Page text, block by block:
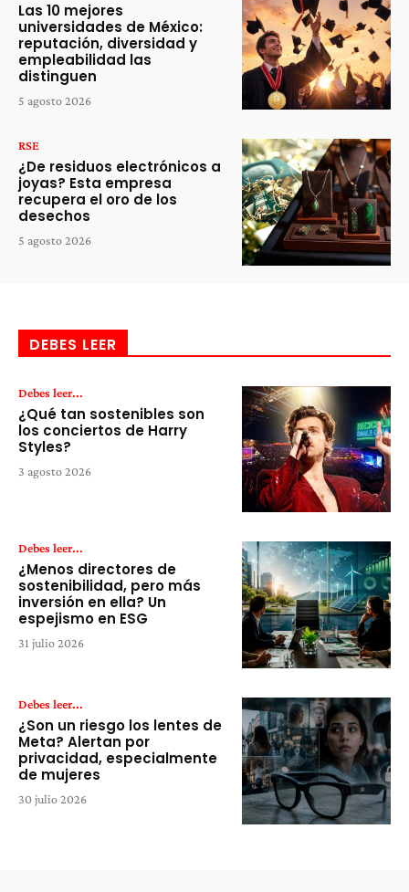
Las 10 mejores
universidades de México:
reputación, diversidad y
empleabilidad las
distinguen
5 agosto 2026
RSE
¿De residuos electrónicos a
joyas? Esta empresa
recupera el oro de los
desechos
5 agosto 2026
DEBES LEER
Debes leer...
¿Qué tan sostenibles son
los conciertos de Harry
Styles?
3 agosto 2026
Debes leer...
¿Menos directores de
sostenibilidad, pero más
inversión en ella? Un
espejismo en ESG
31 julio 2026
Debes leer...
¿Son un riesgo los lentes de
Meta? Alertan por
privacidad, especialmente
de mujeres
30 julio 2026